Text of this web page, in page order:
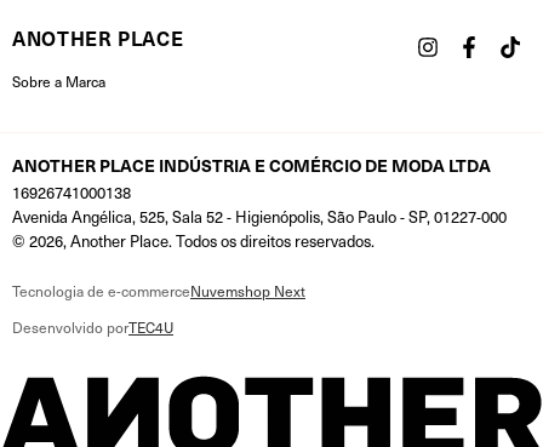
ANOTHER PLACE
Sobre a Marca
ANOTHER PLACE INDÚSTRIA E COMÉRCIO DE MODA LTDA
16926741000138
Avenida Angélica, 525, Sala 52 - Higienópolis, São Paulo - SP, 01227-000
© 2026, Another Place. Todos os direitos reservados.
Tecnologia de e-commerceNuvemshop Next
Desenvolvido porTEC4U